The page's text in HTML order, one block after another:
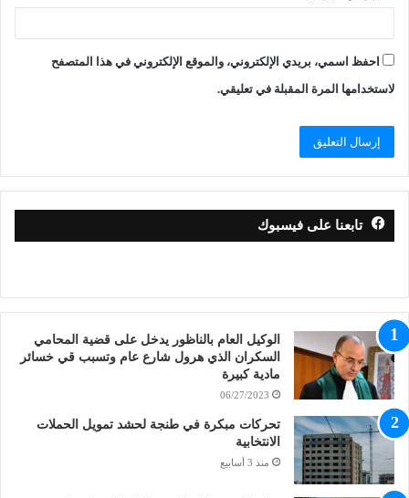
احفظ اسمي، بريدي الإلكتروني، والموقع الإلكتروني في هذا المتصفح
لاستخدامها المرة المقبلة في تعليقي.
تابعنا على فيسبوك
الوكيل العام بالناظور يدخل على قضية المحامي
السكران الذي هرول شارع عام وتسبب قي خسائر
مادية كبيرة
06/27/2023
تحركات مبكرة في طنجة لحشد تمويل الحملات
الانتخابية
منذ 3 أسابيع